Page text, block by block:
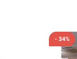
- 34%